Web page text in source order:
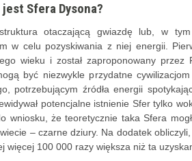
jest Sfera Dysona?
otaczającą gwiazdę lub, w
w celu pozyskiwania z niej energii.
wieku i został zaproponowany przez
być niezwykle przydatne
potrzebującym źródła energii
potencjalne istnienie Sfer tylko
wniosku, że teoretycznie taka Sfera
– czarne dziury. Na dodatek
więcej 100 000 razy większa niż ta